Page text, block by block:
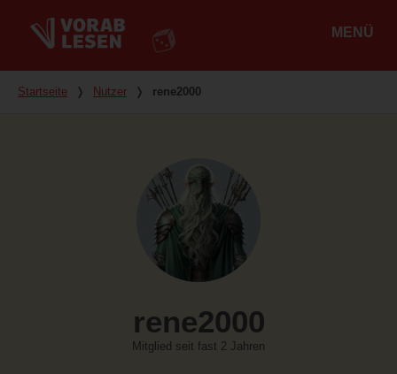
MENÜ
Du bist hier
Startseite ❭ Nutzer ❭ rene2000
rene2000
Mitglied seit fast 2 Jahren